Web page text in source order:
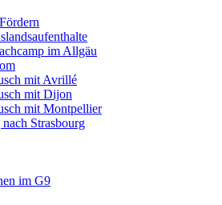
im Allgäu
mit Avrillé
mit Dijon
mit Montpellier
Strasbourg
im G9